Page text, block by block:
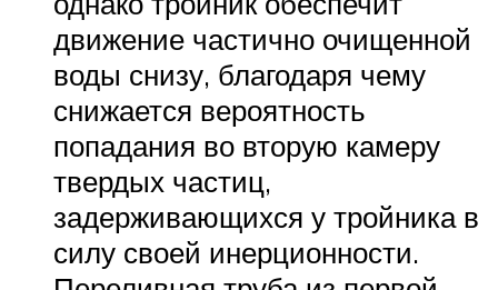
движение частично очищенной
воды снизу, благодаря чему
снижается вероятность
попадания во вторую камеру
твердых частиц,
задерживающихся у тройника в
силу своей инерционности.